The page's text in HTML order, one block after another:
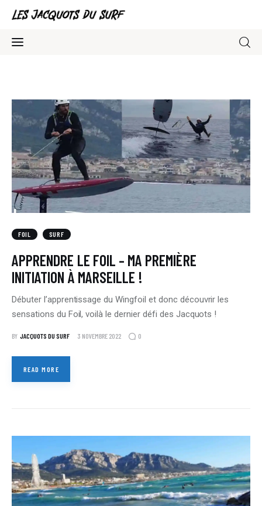
Blog
Contacts
FOIL SURF
APPRENDRE LE FOIL – MA PREMIÈRE
INITIATION À MARSEILLE !
Débuter l’apprentissage du Wingfoil et donc découvrir les
sensations du Foil, voilà le dernier défi des Jacquots !
BY JACQUOTS DU SURF 3 NOVEMBRE 2022 0
READ MORE